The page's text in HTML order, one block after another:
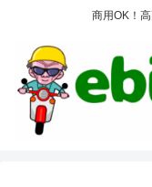
商用OK！高画質